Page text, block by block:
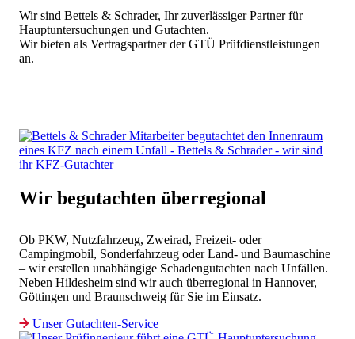
Wir sind Bettels & Schrader, Ihr zuverlässiger Partner für
Hauptuntersuchungen und Gutachten.
Wir bieten als Vertragspartner der GTÜ Prüfdienstleistungen
an.
Wir begutachten überregional
Ob PKW, Nutzfahrzeug, Zweirad, Freizeit- oder
Campingmobil, Sonderfahrzeug oder Land- und Baumaschine
– wir erstellen unabhängige Schadengutachten nach Unfällen.
Neben Hildesheim sind wir auch überregional in Hannover,
Göttingen und Braunschweig für Sie im Einsatz.
Unser Gutachten-Service